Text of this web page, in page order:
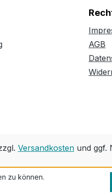
AGB
Versandkosten und ggf.
zu können.